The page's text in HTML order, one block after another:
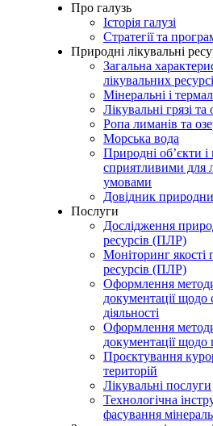
Про галузь
Історія галузі
Стратегії та
Природні лікувальні
Загальна
лікувальних
Мінеральні і
Лікувальні грязі та
Ропа лиманів та
Морська вода
Природні об’єкти і
сприятливими для
умовами
Довідник
Послуги
Дослідження
ресурсів (ПЛР)
Моніторинг якості
ресурсів (ПЛР)
Оформлення
документації щодо
діяльності
Оформлення
документації
Проєктування
територій
Лікувальні послуги
Технологічна
фасування